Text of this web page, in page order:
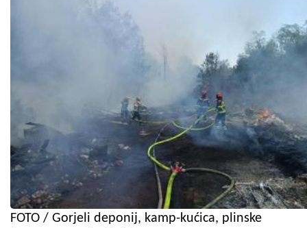
FOTO / Gorjeli deponij, kamp-kućica, plinske